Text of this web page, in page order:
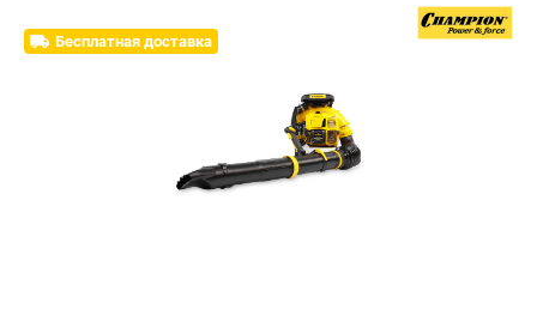
Бесплатная доставка